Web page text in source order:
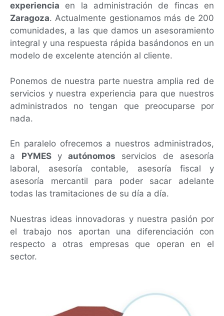
experiencia en la administración de fincas en
Zaragoza. Actualmente gestionamos más de 200
comunidades, a las que damos un asesoramiento
integral y una respuesta rápida basándonos en un
modelo de excelente atención al cliente.
Ponemos de nuestra parte nuestra amplia red de
servicios y nuestra experiencia para que nuestros
administrados no tengan que preocuparse por
nada.
En paralelo ofrecemos a nuestros administrados,
a PYMES yautónomos servicios de asesoría
laboral, asesoría contable, asesoría fiscal y
asesoría mercantil para poder sacar adelante
todas las tramitaciones de su día a día.
Nuestras ideas innovadoras y nuestra pasión por
el trabajo nos aportan una diferenciación con
respecto a otras empresas que operan en el
sector.